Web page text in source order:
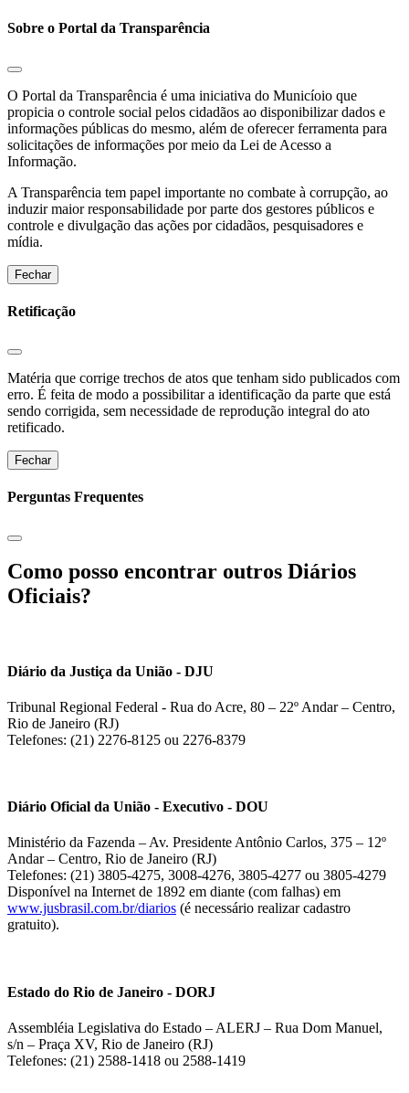
Sobre o Portal da Transparência
O Portal da Transparência é uma iniciativa do Municíoio que
propicia o controle social pelos cidadãos ao disponibilizar dados e
informações públicas do mesmo, além de oferecer ferramenta para
solicitações de informações por meio da Lei de Acesso a
Informação.
A Transparência tem papel importante no combate à corrupção, ao
induzir maior responsabilidade por parte dos gestores públicos e
controle e divulgação das ações por cidadãos, pesquisadores e
mídia.
Fechar
Retificação
Matéria que corrige trechos de atos que tenham sido publicados com
erro. É feita de modo a possibilitar a identificação da parte que está
sendo corrigida, sem necessidade de reprodução integral do ato
retificado.
Fechar
Perguntas Frequentes
Como posso encontrar outros Diários
Oficiais?
Diário da Justiça da União - DJU
Tribunal Regional Federal - Rua do Acre, 80 – 22º Andar – Centro,
Rio de Janeiro (RJ)
Telefones: (21) 2276-8125 ou 2276-8379
Diário Oficial da União - Executivo - DOU
Ministério da Fazenda – Av. Presidente Antônio Carlos, 375 – 12º
Andar – Centro, Rio de Janeiro (RJ)
Telefones: (21) 3805-4275, 3008-4276, 3805-4277 ou 3805-4279
Disponível na Internet de 1892 em diante (com falhas) em
www.jusbrasil.com.br/diarios (é necessário realizar cadastro
gratuito).
Estado do Rio de Janeiro - DORJ
Assembléia Legislativa do Estado – ALERJ – Rua Dom Manuel,
s/n – Praça XV, Rio de Janeiro (RJ)
Telefones: (21) 2588-1418 ou 2588-1419